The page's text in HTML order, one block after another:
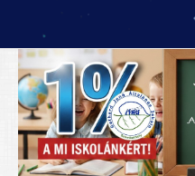
HÍREINK
ISKOLÁNK
Igazgatói köszöntő
Iskolánkról